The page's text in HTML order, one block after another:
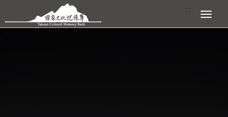
跳到主要內容區塊 展開選單
:::